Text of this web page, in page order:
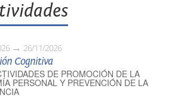
26/11/2026
Cognitiva
DE PROMOCIÓN DE LA
PERSONAL Y PREVENCIÓN DE LA